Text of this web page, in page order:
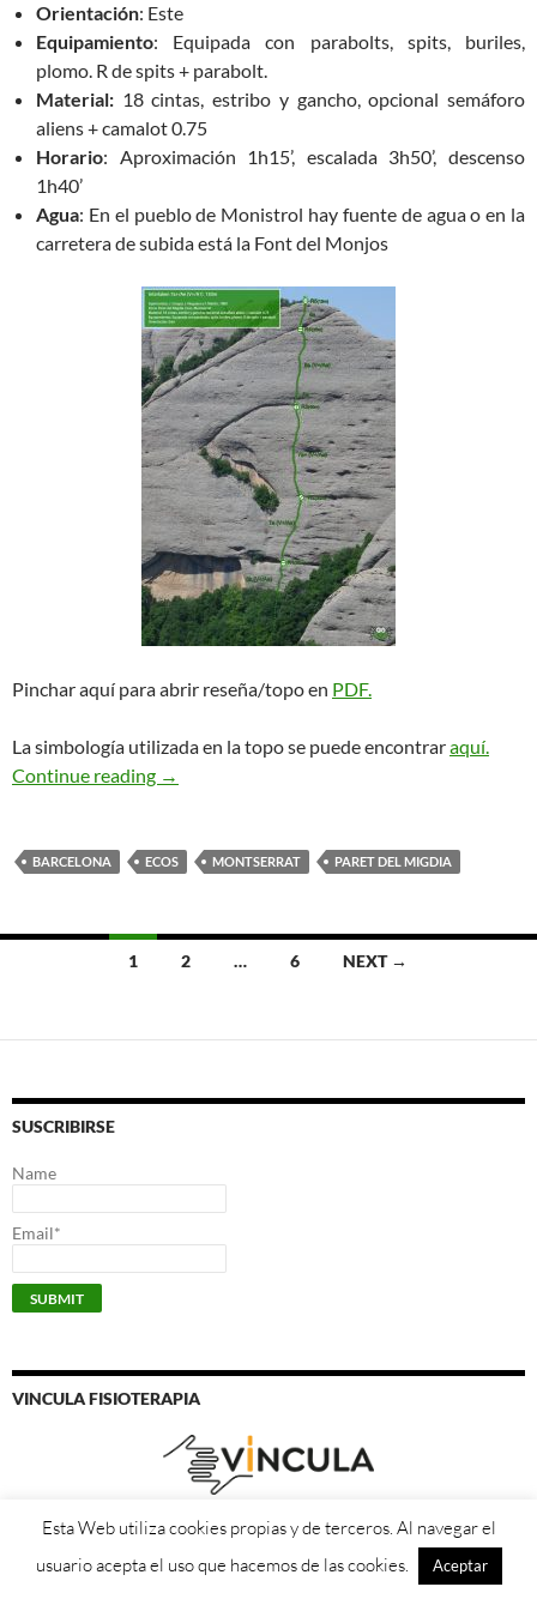
Orientación: Este
Equipamiento: Equipada con parabolts, spits, buriles,
plomo. R de spits + parabolt.
Material: 18 cintas, estribo y gancho, opcional semáforo
aliens + camalot 0.75
Horario: Aproximación 1h15’, escalada 3h50’, descenso
1h40’
Agua: En el pueblo de Monistrol hay fuente de agua o en la
carretera de subida está la Font del Monjos
Pinchar aquí para abrir reseña/topo en PDF.
La simbología utilizada en la topo se puede encontraraquí.
Continue reading Interlaken. Paret del Migdia
→
BARCELONA ECOS MONTSERRAT PARET DEL MIGDIA
1 2 … 6 NEXT →
SUSCRIBIRSE
Name
Email*
VINCULA FISIOTERAPIA
Esta Web utiliza cookies propias y de terceros. Al navegar el
usuario acepta el uso que hacemos de las cookies.
Aceptar